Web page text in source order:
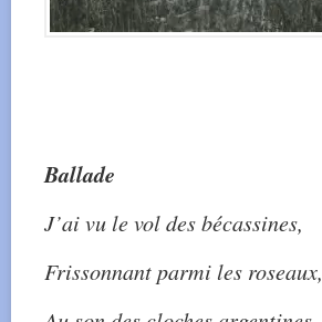
Ballade
J’ai vu le vol des bécassines,
Frissonnant parmi les roseaux,